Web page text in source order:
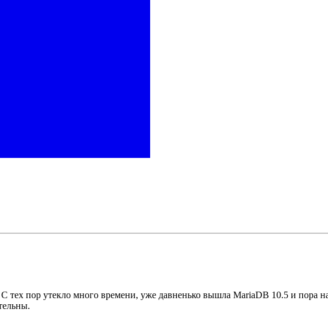
С тех пор утекло много времени, уже давненько вышла MariaDB 10.5 и пора